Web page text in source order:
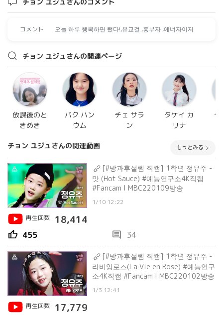
コメント 오늘 하루 행복하면 됐다!,유교걸 ,흥부자 ,에너자이저
チョン ユジュさんの関連ページ
放課後のと
きめき
パク ハン
ウム
チェ サラ
ン
タケイ カ
リナ
チ
チョン ユジュさんの関連動画 もっとみる
[#방과후설렘 직캠] 1학년 정유주 -
맛 (Hot Sauce) #예능연구소4K직캠
#Fancam l MBC220109방송
1/10 12:22
再生回数
18,414
thumb_up 455 comment 34
[#방과후설렘 직캠] 1학년 정유주 -
라비앙로즈(La Vie en Rose) #예능연구
소4K직캠 #Fancam l MBC220102방송
1/3 12:41
再生回数
17,779